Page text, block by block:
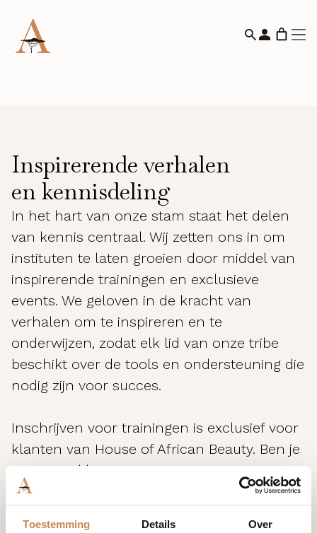
Toestemming Details Over
Inspirerende verhalen
en kennisdeling
In het hart van onze stam staat het delen
van kennis centraal. Wij zetten ons in om
instituten te laten groeien door middel van
inspirerende trainingen en exclusieve
events. We geloven in de kracht van
verhalen om te inspireren en te
onderwijzen, zodat elk lid van onze tribe
beschikt over de tools en ondersteuning die
nodig zijn voor succes.
Inschrijven voor trainingen is exclusief voor
klanten van House of African Beauty. Ben je
nog geen klant? Neem contact met ons op
en join the tribe.